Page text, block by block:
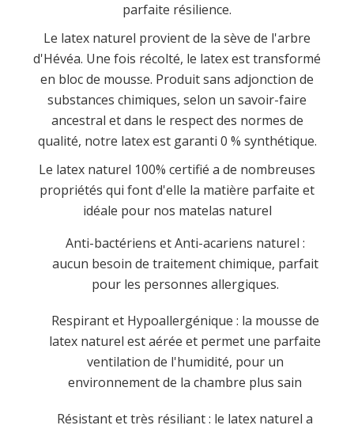
parfaite résilience.
Le latex naturel provient de la sève de l'arbre
d'Hévéa. Une fois récolté, le latex est transformé
en bloc de mousse. Produit sans adjonction de
substances chimiques, selon un savoir-faire
ancestral et dans le respect des normes de
qualité, notre latex est garanti 0 % synthétique.
Le latex naturel 100% certifié a de nombreuses
propriétés qui font d'elle la matière parfaite et
idéale pour nos matelas naturel
Anti-bactériens et Anti-acariens naturel :
aucun besoin de traitement chimique, parfait
pour les personnes allergiques.
Respirant et Hypoallergénique : la mousse de
latex naturel est aérée et permet une parfaite
ventilation de l'humidité, pour un
environnement de la chambre plus sain
Résistant et très résiliant : le latex naturel a